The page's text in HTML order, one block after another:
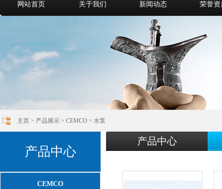
网站首页 关于我们 新闻动态 荣誉资
主页 > 产品展示 > CEMCO > 水泵
产品中心
CEMCO
产品中心